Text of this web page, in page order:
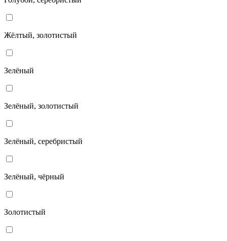
Жёлтый, золотистый
Зелёный
Зелёный, золотистый
Зелёный, серебристый
Зелёный, чёрный
Золотистый